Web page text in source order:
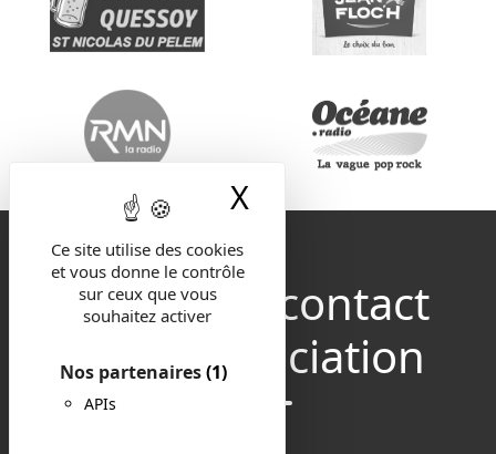
Ce site utilise des cookies
et vous donne le contrôle
sur ceux que vous
souhaitez activer
Nos partenaires(1)
APIs
X
Restez en contact
avec l'association